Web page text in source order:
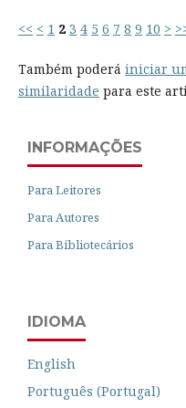
<< < 1 2 3 4 5 6 7 8 9 10 >
Também poderá iniciar
similaridade para este
INFORMAÇÕES
Para Leitores
Para Autores
Para Bibliotecários
IDIOMA
English
Português (Portugal)